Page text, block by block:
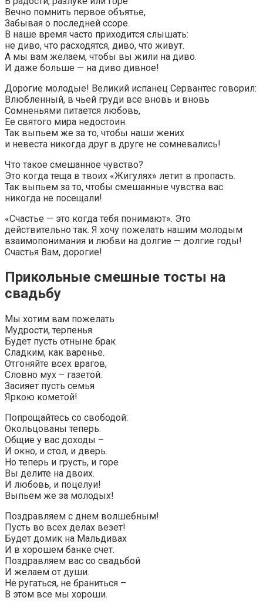
Вечно помнить первое объятье,
Забывая о последней ссоре.
В наше время часто приходится слышать:
не диво, что расходятся, диво, что живут.
А мы вам желаем, чтобы вы жили на диво.
И даже больше — на диво дивное!
Дорогие молодые! Великий испанец Сервантес говорил:
Влюбленный, в чьей груди все вновь и вновь
Сомненьями питается любовь,
Ее святого мира недостоин.
Так выпьем же за то, чтобы наши жених
и невеста никогда друг в друге не сомневались!
Что такое смешанное чувство?
Это когда теща в твоих «Жигулях» летит в пропасть.
Так выпьем за то, чтобы смешанные чувства вас
никогда не посещали!
«Счастье — это когда тебя понимают». Это
действительно так. Я хочу пожелать нашим молодым
взаимопонимания и любви на долгие — долгие годы!
Счастья Вам, дорогие!
Прикольные смешные тосты на
свадьбу
Мы хотим вам пожелать
Мудрости, терпенья.
Будет пусть отныне брак
Сладким, как варенье.
Отгоняйте всех врагов,
Словно мух – газетой.
Засияет пусть семья
Яркою кометой!
Попрощайтесь со свободой:
Окольцованы теперь.
Общие у вас доходы –
И окно, и стол, и дверь.
Но теперь и грусть, и горе
Вы делите на двоих.
И любовь, и поцелуи!
Выпьем же за молодых!
Поздравляем с днем волшебным!
Пусть во всех делах везет!
Будет домик на Мальдивах
И в хорошем банке счет.
Поздравляем вас со свадьбой
И желаем от души.
Не ругаться, не браниться –
В этом все мы хороши.